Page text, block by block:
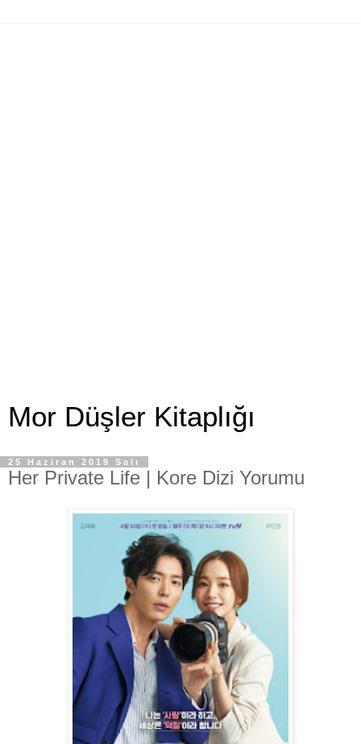
Mor Düşler Kitaplığı
25 Haziran 2019 Salı
Her Private Life | Kore Dizi Yorumu